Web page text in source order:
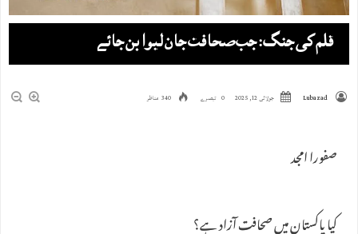
قلم کی جنگ: جب صحافت جان لیوا بن جائے
Lubazad جولائی 12, 2025 0 تبصرے 340 مناظر
صفورا امجد